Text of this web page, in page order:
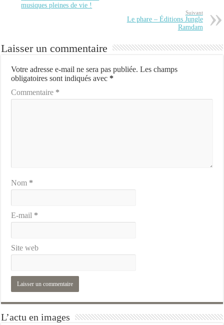
musiques pleines de vie !
Suivant
Le phare – Éditions Jungle
Ramdam
Laisser un commentaire
Votre adresse e-mail ne sera pas publiée. Les champs
obligatoires sont indiqués avec *
Commentaire *
Nom *
E-mail *
Site web
L’actu en images